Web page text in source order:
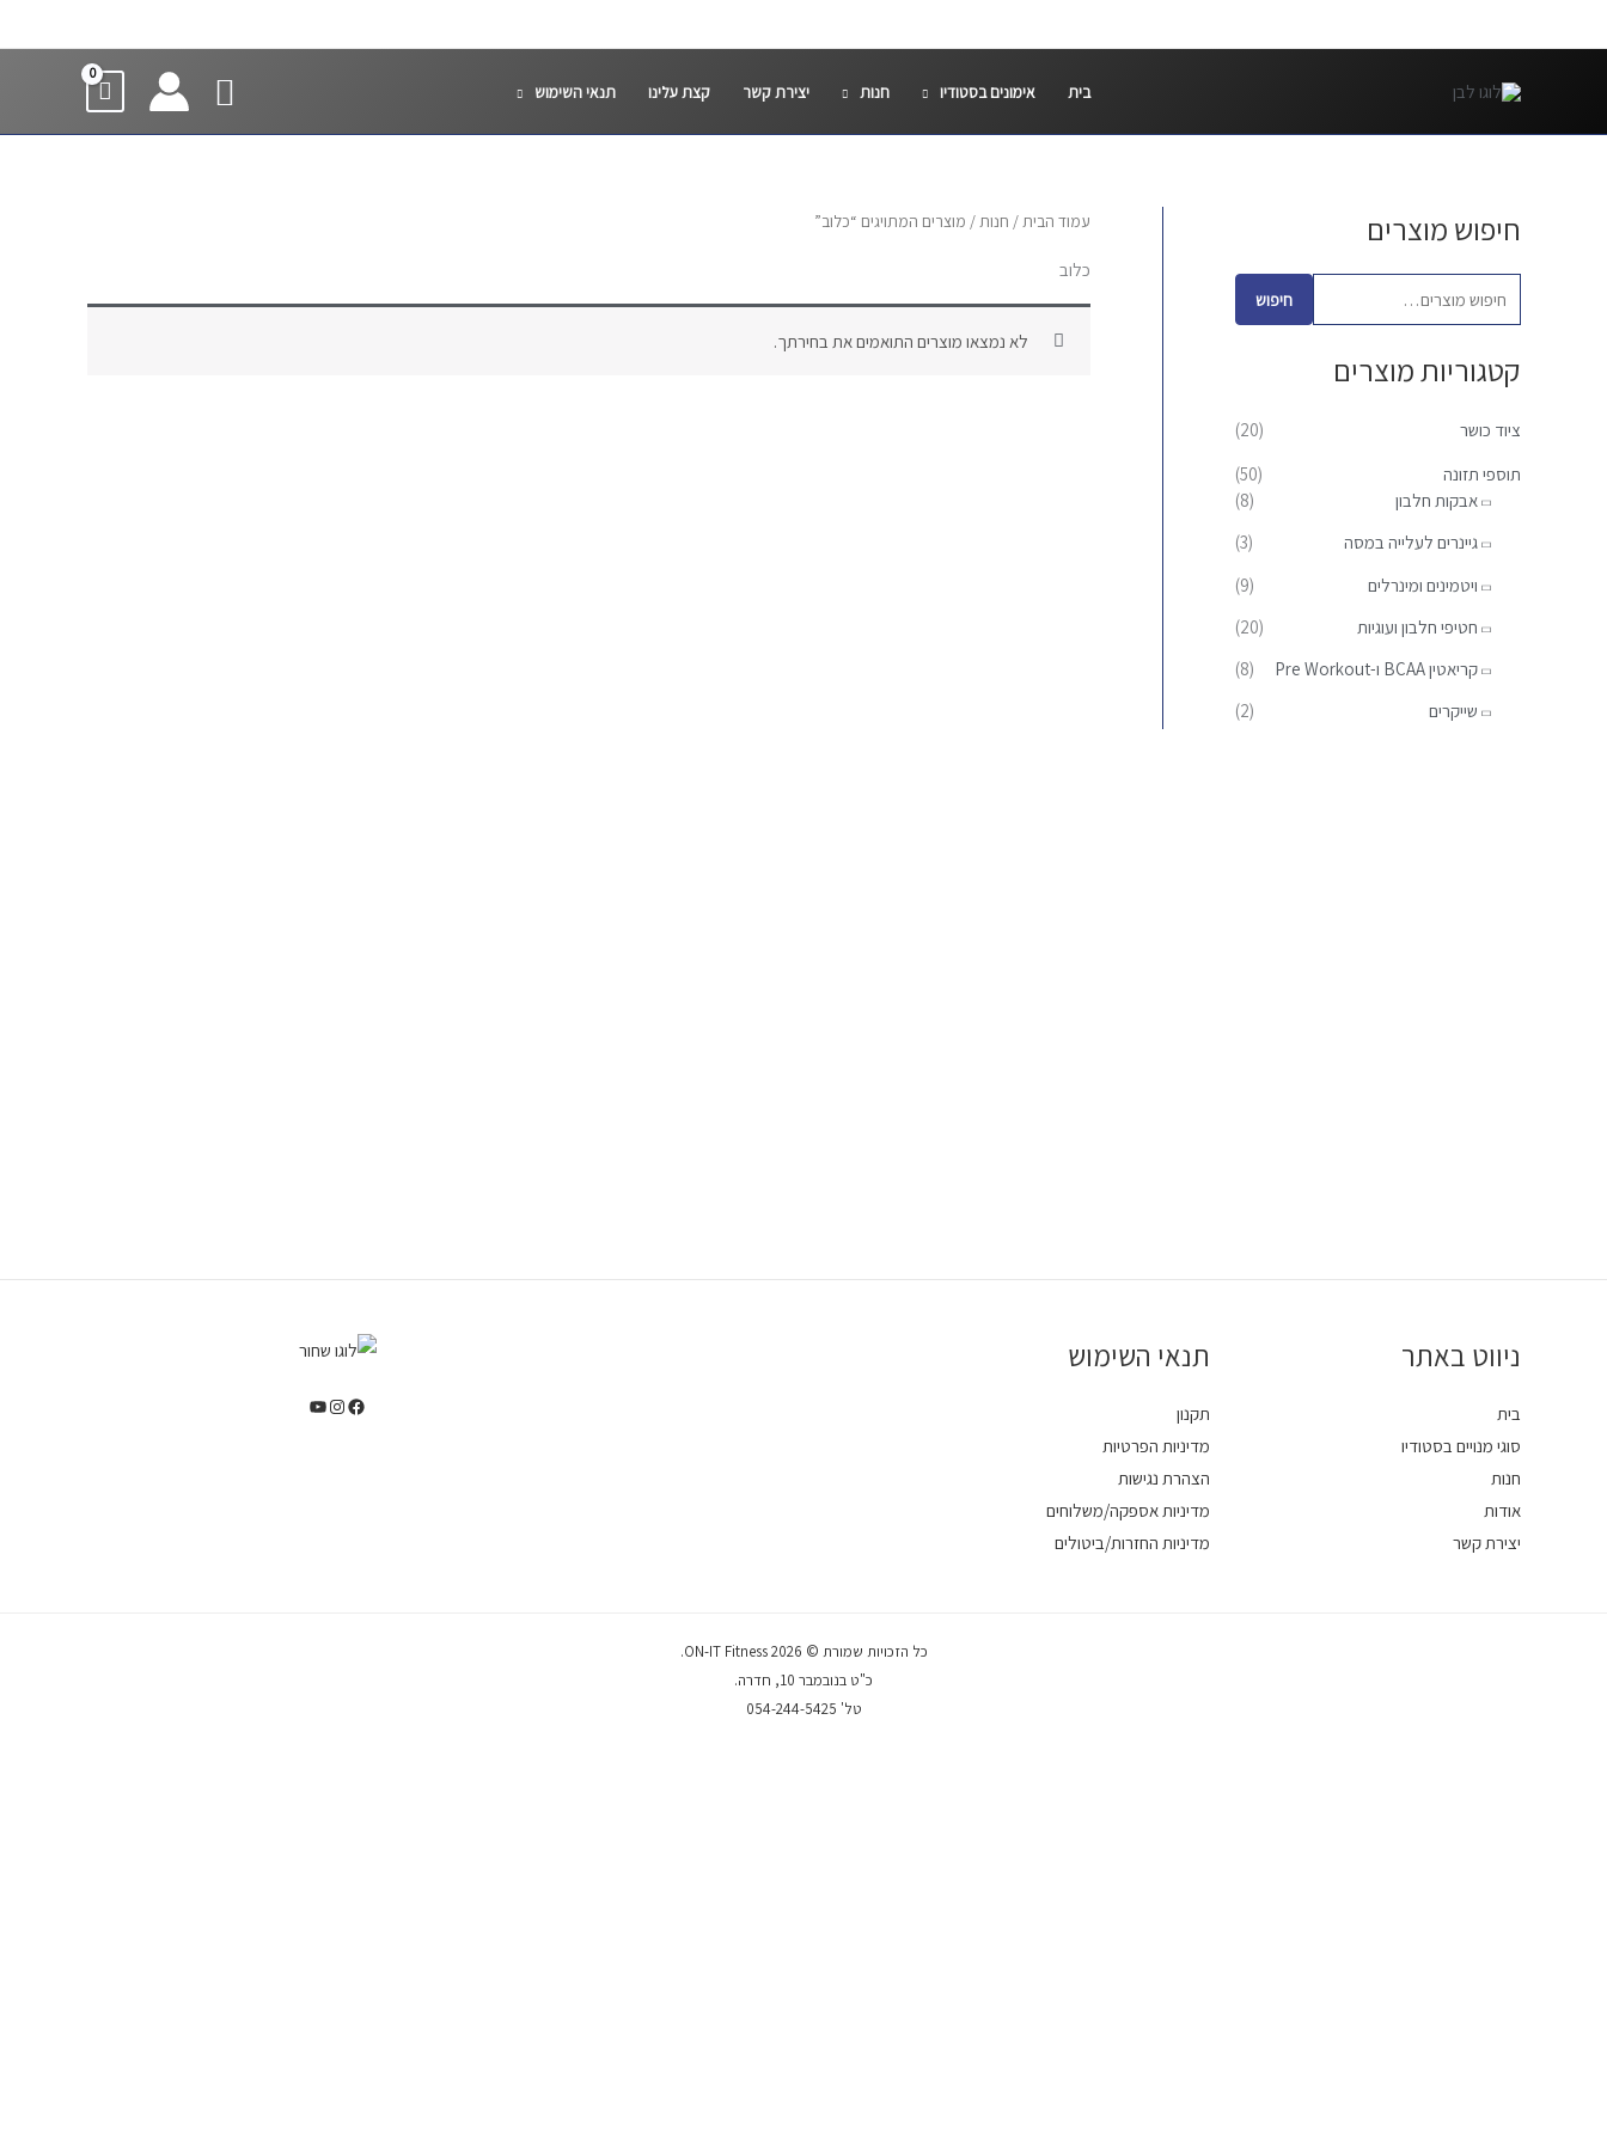
לתוכן
בית אימונים בסטודיו חנות יצירת קשר קצת עלינו תנאי השימוש חיפוש
חיפוש מוצרים
ח
פ
ו
ש
ו
ר
:
חיפוש
קטגוריות מוצרים
ציוד כושר
(20)
תוספי תזונה
(50)
אבקות חלבון
(8)
גיינרים לעלייה במסה
(3)
ויטמינים ומינרלים
(9)
חטיפי חלבון ועוגיות
(20)
קריאטין BCAA ו-Pre Workout
(8)
שייקרים
(2)
עמוד הבית/ חנות/ מוצרים המתויגים “כלוב”
כלוב
לא נמצאו מוצרים התואמים את בחירתך.
ניווט באתר
בית
סוגי מנויים בסטודיו
חנות
אודות
יצירת קשר
תנאי השימוש
תקנון
מדיניות הפרטיות
הצהרת נגישות
מדיניות אספקה/משלוחים
מדיניות החזרות/ביטולים
כל הזכויות שמורת © 2026 ON-IT Fitness.
כ"ט בנובמבר 10, חדרה.
טל' 054-244-5425